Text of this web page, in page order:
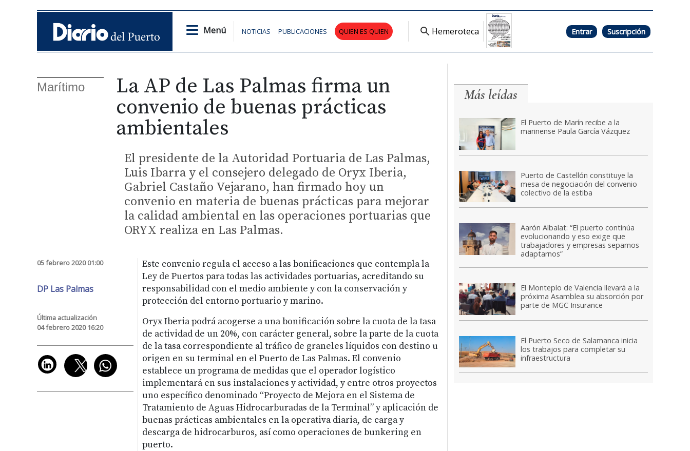
Menú NOTICIAS PUBLICACIONES QUIEN ES QUIEN Hemeroteca Entrar Suscripción
Marítimo
La AP de Las Palmas firma un
convenio de buenas prácticas
ambientales
El presidente de la Autoridad Portuaria de Las Palmas,
Luis Ibarra y el consejero delegado de Oryx Iberia,
Gabriel Castaño Vejarano, han firmado hoy un
convenio en materia de buenas prácticas para mejorar
la calidad ambiental en las operaciones portuarias que
ORYX realiza en Las Palmas.
05 febrero 2020 01:00
DP Las Palmas
Última actualización
04 febrero 2020 16:20
Este convenio regula el acceso a las bonificaciones que contempla la
Ley de Puertos para todas las actividades portuarias, acreditando su
responsabilidad con el medio ambiente y con la conservación y
protección del entorno portuario y marino.
Oryx Iberia podrá acogerse a una bonificación sobre la cuota de la tasa
de actividad de un 20%, con carácter general, sobre la parte de la cuota
de la tasa correspondiente al tráfico de graneles líquidos con destino u
origen en su terminal en el Puerto de Las Palmas. El convenio
establece un programa de medidas que el operador logístico
implementará en sus instalaciones y actividad, y entre otros proyectos
uno específico denominado “Proyecto de Mejora en el Sistema de
Tratamiento de Aguas Hidrocarburadas de la Terminal” y aplicación de
buenas prácticas ambientales en la operativa diaria, de carga y
descarga de hidrocarburos, así como operaciones de bunkering en
puerto.
Más leídas
El Puerto de Marín recibe a la
marinense Paula García Vázquez
Puerto de Castellón constituye la
mesa de negociación del convenio
colectivo de la estiba
Aarón Albalat: “El puerto continúa
evolucionando y eso exige que
trabajadores y empresas sepamos
adaptarnos”
El Montepío de Valencia llevará a la
próxima Asamblea su absorción por
parte de MGC Insurance
El Puerto Seco de Salamanca inicia
los trabajos para completar su
infraestructura